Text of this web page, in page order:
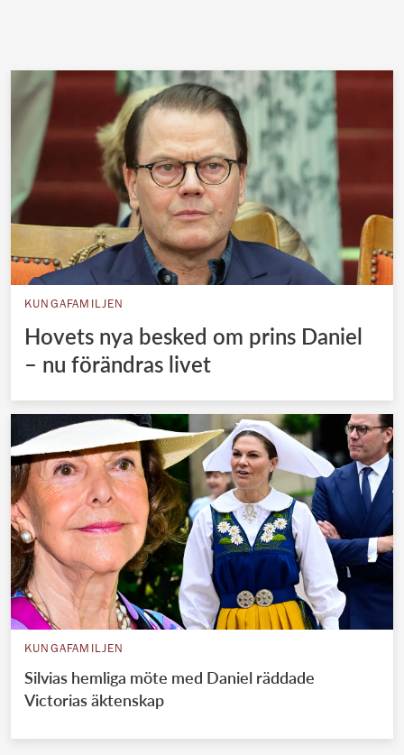
KUNGAFAMILJEN
Hovets nya besked om prins Daniel
– nu förändras livet
KUNGAFAMILJEN
Silvias hemliga möte med Daniel räddade
Victorias äktenskap